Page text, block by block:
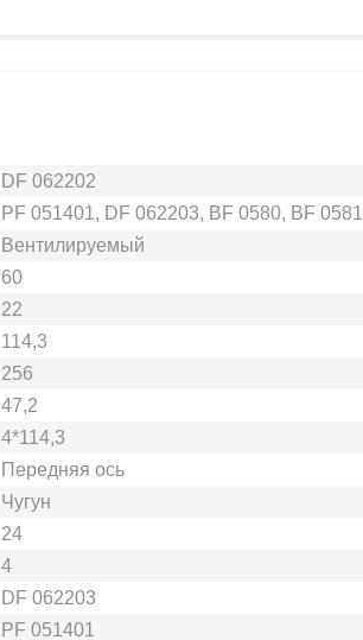
DF 062202
PF 051401, DF 062203, BF 0580, BF 0581
Вентилируемый
60
22
114,3
256
47,2
4*114,3
Передняя ось
Чугун
24
4
DF 062203
PF 051401